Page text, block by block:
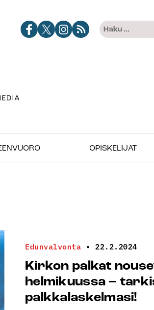
Jobimedian
Jobimedia
Jobimedia
Tilaa
Haku:
Kun
OPISKELIJAT
Edunvalvonta • 22.2.2024
Kirkon palkat
helmikuussa –
palkkalaskelmasi!